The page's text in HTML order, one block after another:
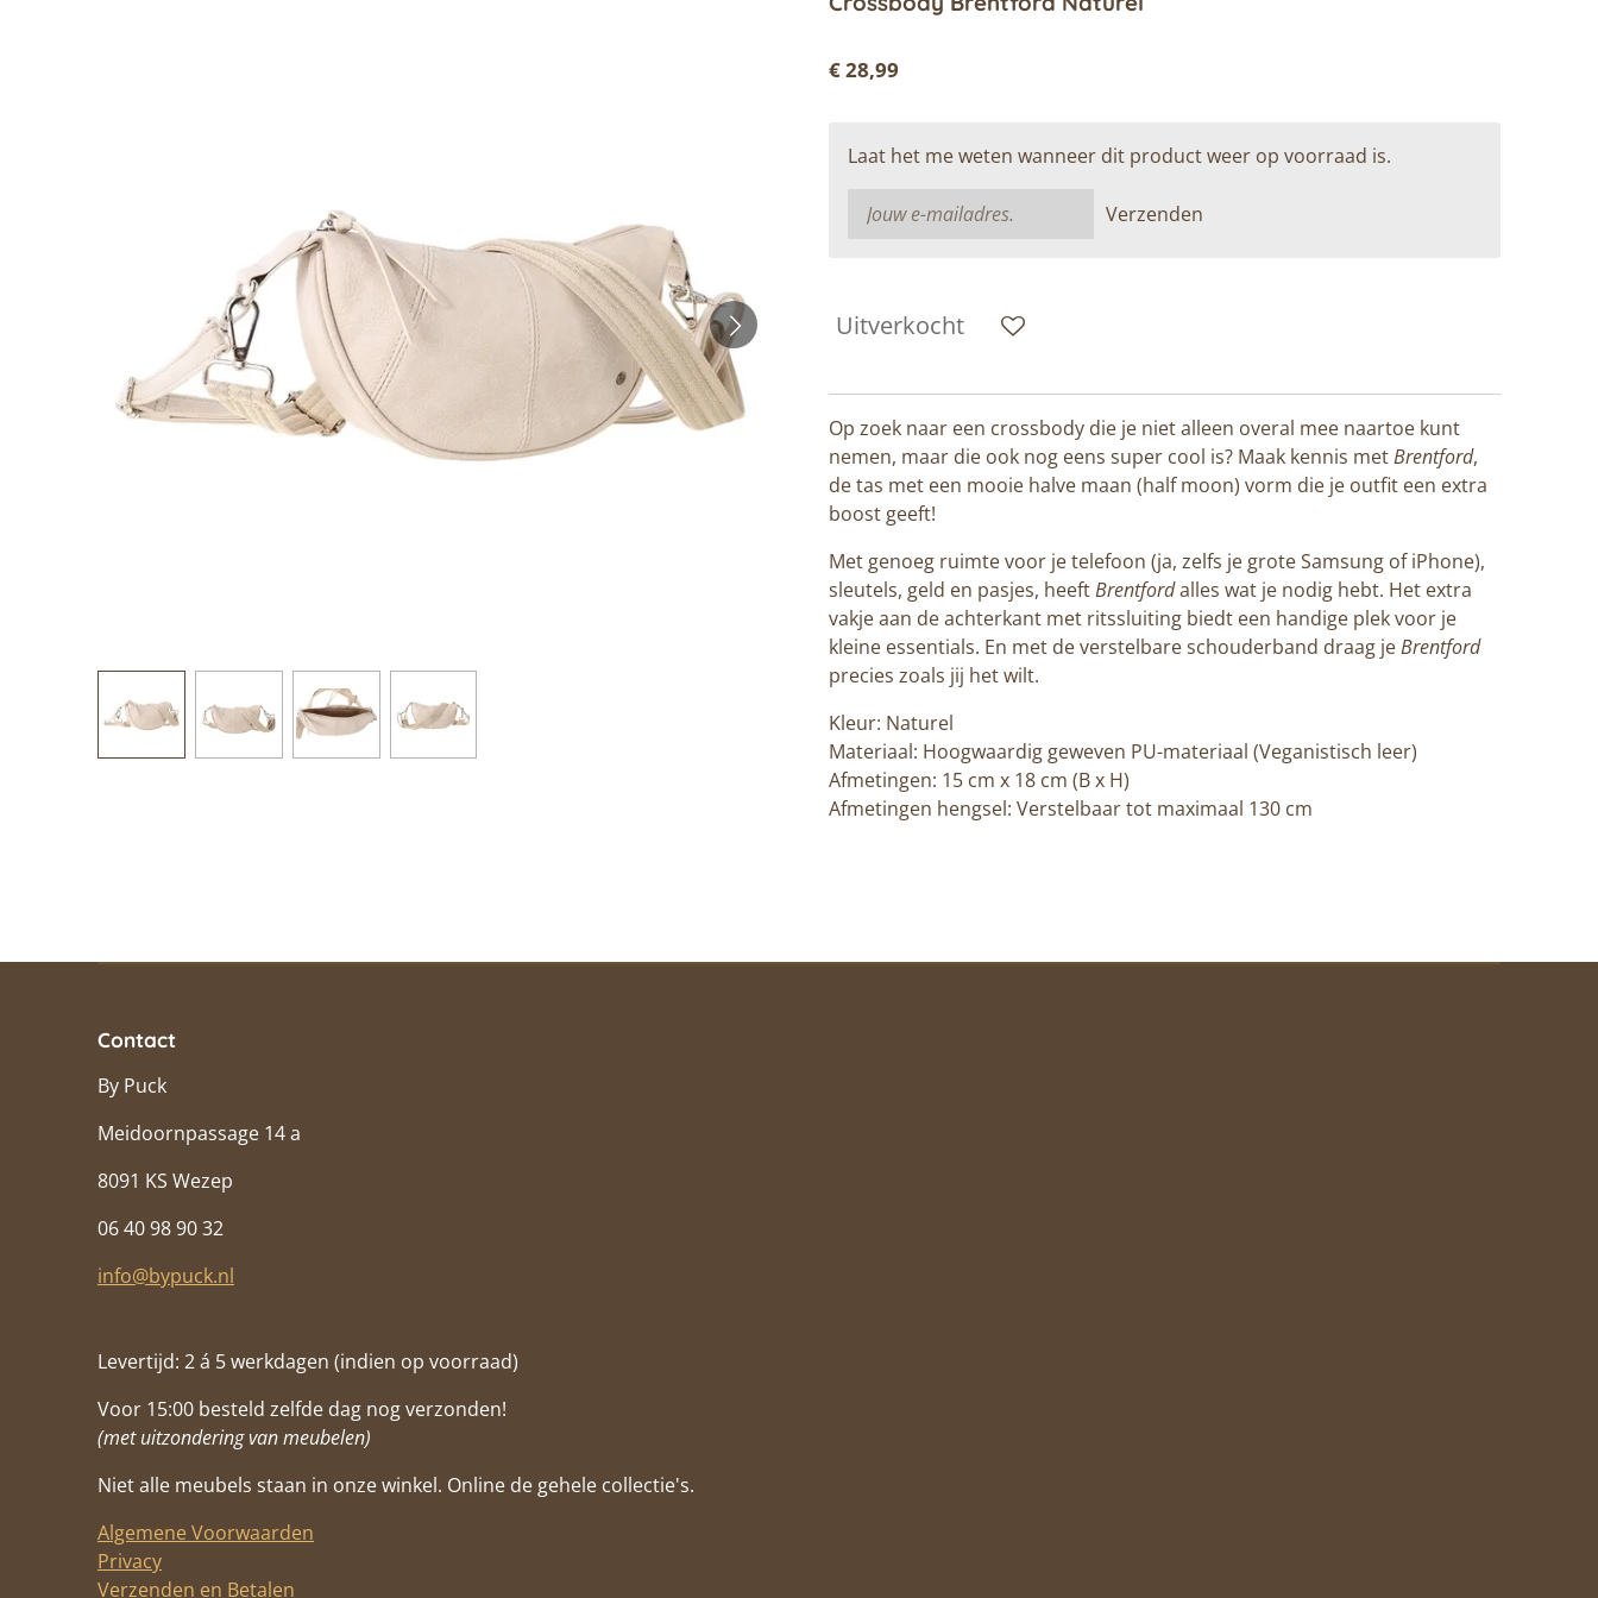
€ 28,99
Laat het me weten wanneer dit product weer op voorraad is.
Verzenden
Uitverkocht
Op zoek naar een crossbody die je niet alleen overal mee naartoe kunt
nemen, maar die ook nog eens super cool is? Maak kennis metBrentford,
de tas met een mooie halve maan (half moon) vorm die je outfit een extra
boost geeft!
Met genoeg ruimte voor je telefoon (ja, zelfs je grote Samsung of iPhone),
sleutels, geld en pasjes, heeftBrentfordalles wat je nodig hebt. Het extra
vakje aan de achterkant met ritssluiting biedt een handige plek voor je
kleine essentials. En met de verstelbare schouderband draag jeBrentford
precies zoals jij het wilt.
Kleur: Naturel
Materiaal: Hoogwaardig geweven PU-materiaal (Veganistisch leer)
Afmetingen: 15 cm x 18 cm (B x H)
Afmetingen hengsel: Verstelbaar tot maximaal 130 cm
Contact
By Puck
Meidoornpassage 14 a
8091 KS Wezep
06 40 98 90 32
info@bypuck.nl
Levertijd: 2 á 5 werkdagen (indien op voorraad)
Voor 15:00 besteld zelfde dag nog verzonden!
(met uitzondering van meubelen)
Niet alle meubels staan in onze winkel. Online de gehele collectie's.
Algemene Voorwaarden
Privacy
Verzenden en Betalen